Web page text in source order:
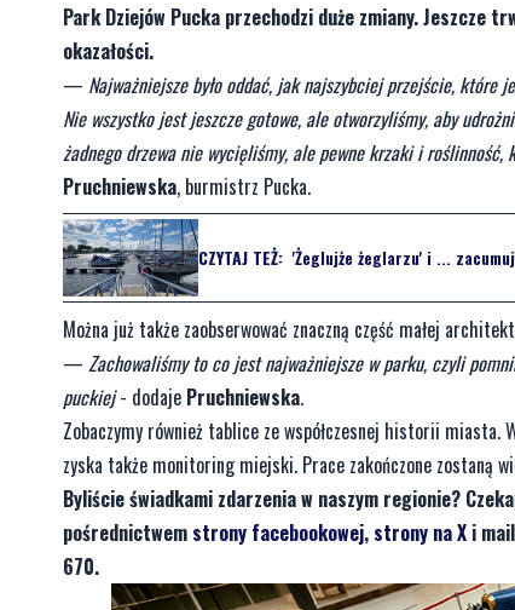
Park Dziejów Pucka przechodzi duże zmiany. Jeszcze
okazałości.
— Najważniejsze było oddać, jak najszybciej przejście, które
Nie wszystko jest jeszcze gotowe, ale otworzyliśmy, aby
żadnego drzewa nie wycięliśmy, ale pewne krzaki i roślinność,
Pruchniewska, burmistrz Pucka.
CZYTAJ TEŻ: 'Żeglujże żeglarzu' i ...
Można już także zaobserwować znaczną część małej
— Zachowaliśmy to co jest najważniejsze w parku, czyli
puckiej- dodaje Pruchniewska.
Zobaczymy również tablice ze współczesnej historii
zyska także monitoring miejski. Prace zakończone zostaną
Byliście świadkami zdarzenia w naszym regionie?
pośrednictwem strony facebookowej, strony na X i
670.